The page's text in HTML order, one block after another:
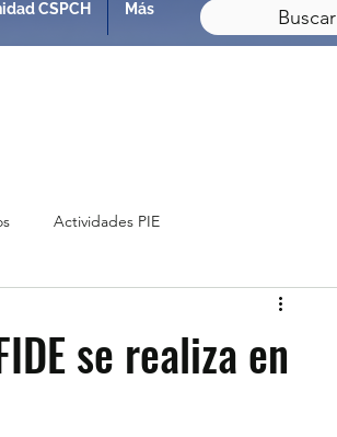
CSPCH Más Buscar
Actividades PIE
se realiza en